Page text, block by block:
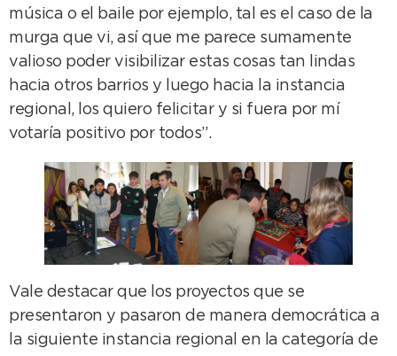
música o el baile por ejemplo, tal es el caso de la
murga que vi, así que me parece sumamente
valioso poder visibilizar estas cosas tan lindas
hacia otros barrios y luego hacia la instancia
regional, los quiero felicitar y si fuera por mí
votaría positivo por todos”.
Vale destacar que los proyectos que se
presentaron y pasaron de manera democrática a
la siguiente instancia regional en la categoría de